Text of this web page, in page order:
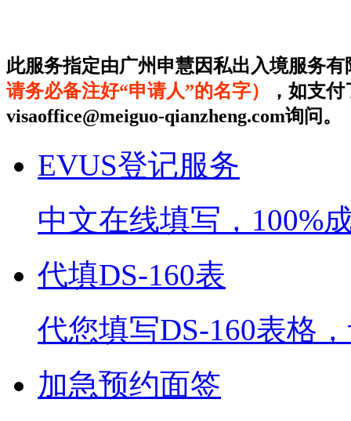
此服务指定由广州申慧因私出入境服务
请务必备注好“申请人”的名字）
，如支
visaoffice@meiguo-qianzheng.com询问。
EVUS登记服务
中文在线填写，100%
代填DS-160表
代您填写DS-160表格
加急预约面签